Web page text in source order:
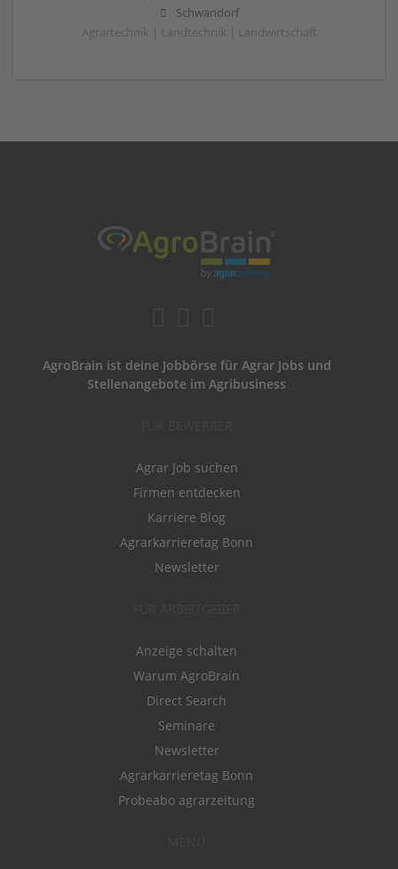
Schwandorf
Agrartechnik | Landtechnik | Landwirtschaft
AgroBrain ist deine Jobbörse für Agrar Jobs und
Stellenangebote im Agribusiness
Agrar Job suchen
Firmen entdecken
Karriere Blog
Agrarkarrieretag Bonn
Newsletter
Anzeige schalten
Warum AgroBrain
Direct Search
Seminare
Newsletter
Agrarkarrieretag Bonn
Probeabo agrarzeitung